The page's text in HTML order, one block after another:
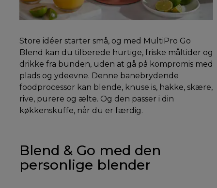
Store idéer starter små, og med MultiPro Go
Blend kan du tilberede hurtige, friske måltider og
drikke fra bunden, uden at gå på kompromis med
plads og ydeevne. Denne banebrydende
foodprocessor kan blende, knuse is, hakke, skære,
rive, purere og ælte. Og den passer i din
køkkenskuffe, når du er færdig.
Blend & Go med den
personlige blender